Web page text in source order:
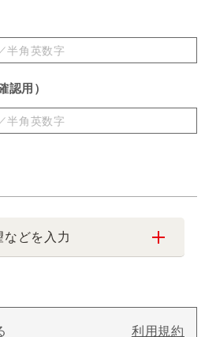
認用）
などを入力
利用規約